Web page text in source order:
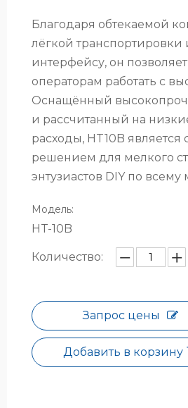
Благодаря обтекаемой
лёгкой
интерфейсу, он
операторам работать с
Оснащённый
и рассчитанный на
расходы, HT10B
решением для мелкого
энтузиастов DIY по всему
Модель:
HT-10B
Количество:
Запрос цены
Добавить в корзину